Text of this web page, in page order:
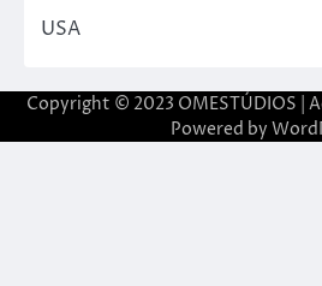
USA
Copyright © 2023 OMESTÚDIOS |
Powered by